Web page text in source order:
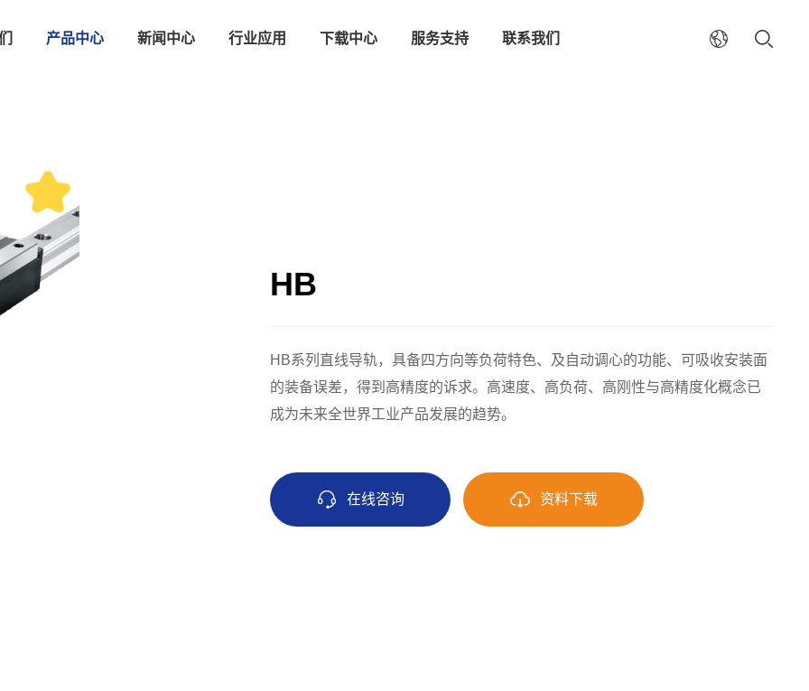
产品中心 新闻中心 行业应用 下载中心 服务支持 联系我们
HB
HB系列直线导轨，具备四方向等负荷特色、及自动调心的功能、可吸收安装面
的装备误差，得到高精度的诉求。高速度、高负荷、高刚性与高精度化概念已
成为未来全世界工业产品发展的趋势。
在线咨询 资料下载